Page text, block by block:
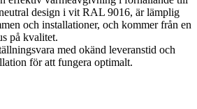
design i vit RAL 9016, är lämplig
och installationer, och kommer från en
på kvalitet.
med okänd leveranstid och
för att fungera optimalt.